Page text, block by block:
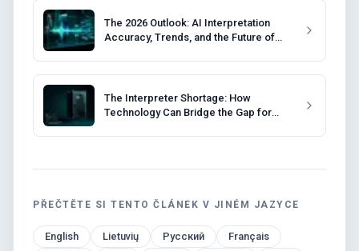
The 2026 Outlook: AI Interpretation
Accuracy, Trends, and the Future of
The Interpreter Shortage: How
Technology Can Bridge the Gap for
PŘEČTĚTE SI TENTO ČLÁNEK V JINÉM JAZYCE
English Lietuvių Русский
Français